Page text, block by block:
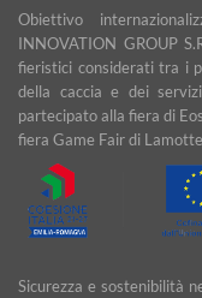
Obiettivo
INNOVATION GROUP
fieristici considerati tra i
della caccia e dei
partecipato alla fiera di
fiera Game Fair di
Sicurezza e sostenibilità